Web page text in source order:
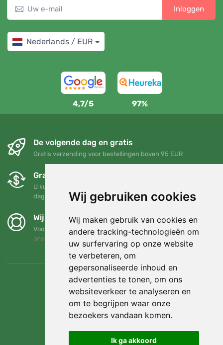
Wij gebruiken cookies
Wij maken gebruik van cookies en
andere tracking-technologieën om
uw surfervaring op onze website
te verbeteren, om
gepersonaliseerde inhoud en
advertenties te tonen, om ons
websiteverkeer te analyseren en
om te begrijpen waar onze
bezoekers vandaan komen.
Ik ga akkoord
Inloggen
Nederlands / EUR
4,7/5 97%
De volgende dag en gratis
Gratis verzending voor bestellingen boven 95 EUR
Gratis ruilen en retourneren
U kunt uw bestelling op elk gewenst moment binnen 90
dagen retourneren of ruilen
Wij steunen Trees.org
Voor elke bestelling planten we een boom! Lees meer Over
ons